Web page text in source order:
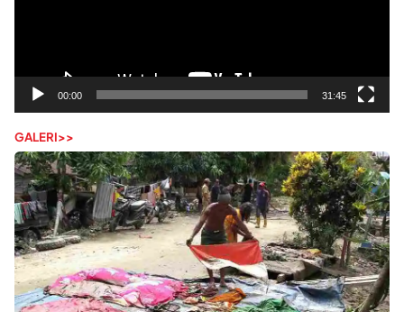
00:00 31:45
GALERI>>